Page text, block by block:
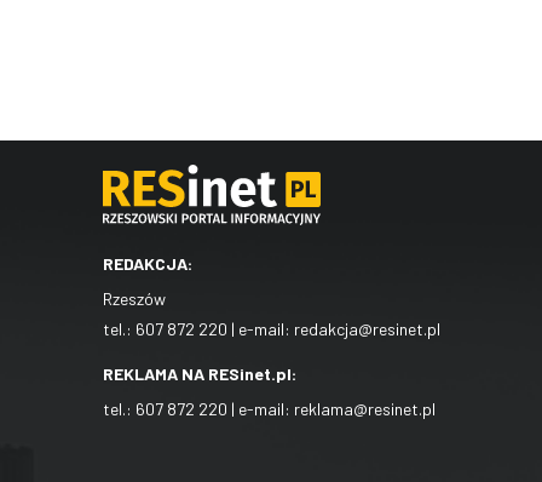
REDAKCJA:
Rzeszów
tel.: 607 872 220 | e-mail: redakcja@resinet.pl
REKLAMA NA RESinet.pl:
tel.: 607 872 220 | e-mail: reklama@resinet.pl